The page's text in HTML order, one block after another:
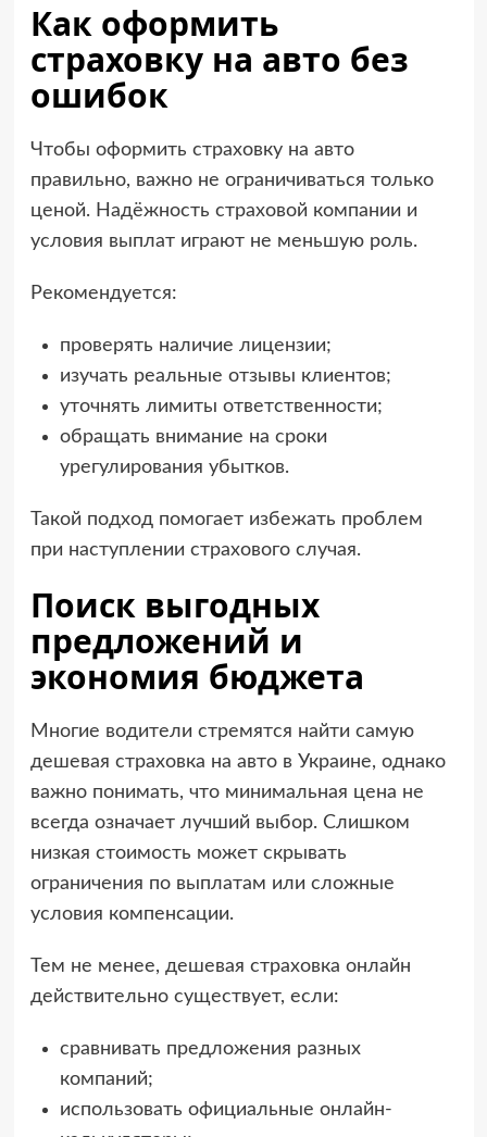
Как оформить
страховку на авто без
ошибок
Чтобы оформить страховку на авто
правильно, важно не ограничиваться только
ценой. Надёжность страховой компании и
условия выплат играют не меньшую роль.
Рекомендуется:
проверять наличие лицензии;
изучать реальные отзывы клиентов;
уточнять лимиты ответственности;
обращать внимание на сроки
урегулирования убытков.
Такой подход помогает избежать проблем
при наступлении страхового случая.
Поиск выгодных
предложений и
экономия бюджета
Многие водители стремятся найти самую
дешевая страховка на авто в Украине, однако
важно понимать, что минимальная цена не
всегда означает лучший выбор. Слишком
низкая стоимость может скрывать
ограничения по выплатам или сложные
условия компенсации.
Тем не менее, дешевая страховка онлайн
действительно существует, если:
сравнивать предложения разных
компаний;
использовать официальные онлайн-